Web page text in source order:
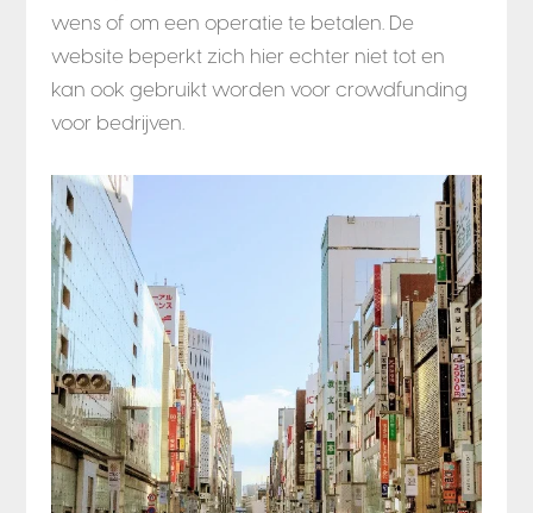
wens of om een operatie te betalen. De
website beperkt zich hier echter niet tot en
kan ook gebruikt worden voor crowdfunding
voor bedrijven.